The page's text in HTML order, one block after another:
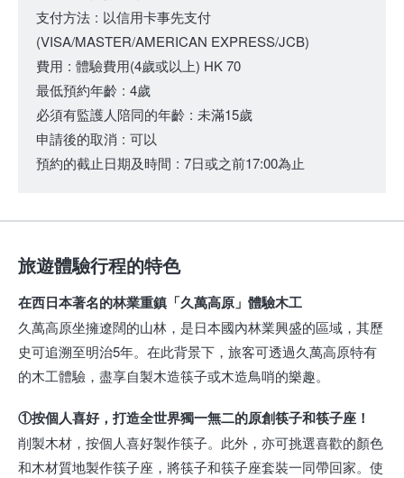
支付方法 : 以信用卡事先支付
(VISA/MASTER/AMERICAN EXPRESS/JCB)
費用 : 體驗費用(4歲或以上) HK 70
最低預約年齡 : 4歲
必須有監護人陪同的年齡 : 未滿15歲
申請後的取消 : 可以
預約的截止日期及時間 : 7日或之前17:00為止
旅遊體驗行程的特色
在西日本著名的林業重鎮「久萬高原」體驗木工
久萬高原坐擁遼闊的山林，是日本國內林業興盛的區域，其歷
史可追溯至明治5年。在此背景下，旅客可透過久萬高原特有
的木工體驗，盡享自製木造筷子或木造鳥哨的樂趣。
①按個人喜好，打造全世界獨一無二的原創筷子和筷子座！
削製木材，按個人喜好製作筷子。此外，亦可挑選喜歡的顏色
和木材質地製作筷子座，將筷子和筷子座套裝一同帶回家。使